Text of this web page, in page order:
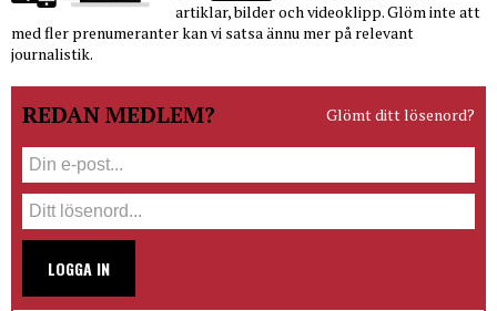
artiklar, bilder och videoklipp. Glöm inte att
med fler prenumeranter kan vi satsa ännu mer på relevant
journalistik.
REDAN MEDLEM? Glömt ditt lösenord?
LOGGA IN